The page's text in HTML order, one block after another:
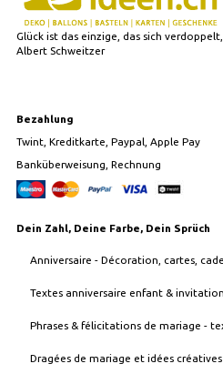
Glück ist das einzige, das sich
Albert Schweitzer
Bezahlung
Twint, Kreditkarte, Paypal, Apple Pay
Banküberweisung, Rechnung
Dein Zahl, Deine Farbe, Dein Sprüch
Anniversaire - Décoration, cartes,
Textes anniversaire enfant &
Phrases & félicitations de mariage -
Dragées de mariage et idées créatives